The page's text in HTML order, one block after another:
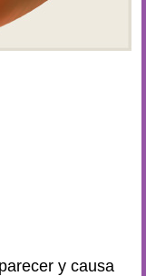
y causa